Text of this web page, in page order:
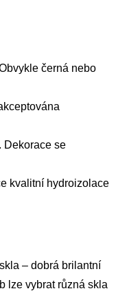
černá nebo
Dekorace se
kvalitní hydroizolace
– dobrá brilantní
lze vybrat různá skla